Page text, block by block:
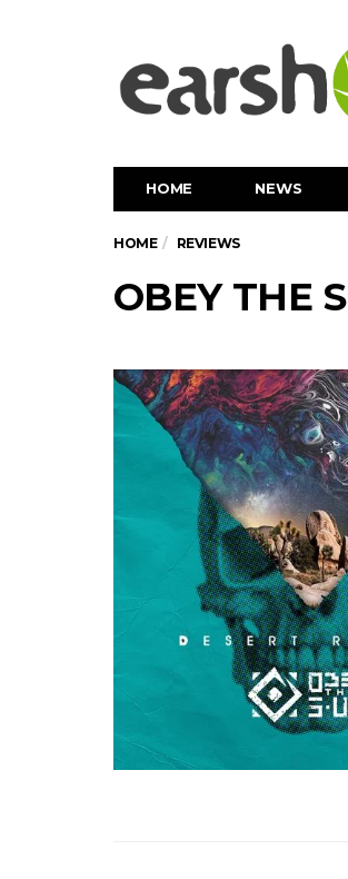
HOME NEWS
HOME REVIEWS
OBEY THE